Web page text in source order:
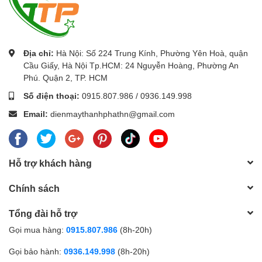
Kích thước (Dày/rộng/cao) 319 x 229 x 89 mm
Độ ồn 29dB
Chình cân hình ± 40° Chiều dọc
Nguồn điện Xoay chiều AC 100 ~ 240V± 10%, 50/60Hz
Công suất tiêu thụ 225W Chế độ sáng < 0.5W Chế độ Standby,
191W Chế độ Eco
Phụ kiện đi kèm Dây nguồn, dây tin hiệu, điều khiển, pin điều
khiển, HDSD
Trình chiếu không dây Tùy chọn
Xuất xứ: Trung Quốc
Bảo hành: 24 tháng cho máy, 1 năm hoặc 1000h cho bóng đèn
Địa chỉ: Hà Nội: Số 224 Trung Kính, Phường Yên Hoà, quận
Cầu Giấy, Hà Nội Tp.HCM: 24 Nguyễn Hoàng, Phường An
Phú. Quận 2, TP. HCM
Số điện thoại: 0915.807.986 / 0936.149.998
Email: dienmaythanhphathn@gmail.com
Hỗ trợ khách hàng
Chính sách
Tổng đài hỗ trợ
Gọi mua hàng: 0915.807.986 (8h-20h)
Gọi bảo hành: 0936.149.998 (8h-20h)